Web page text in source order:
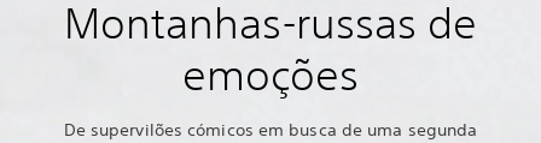
Montanhas-russas de
emoções
De supervilões cómicos em busca de uma segunda